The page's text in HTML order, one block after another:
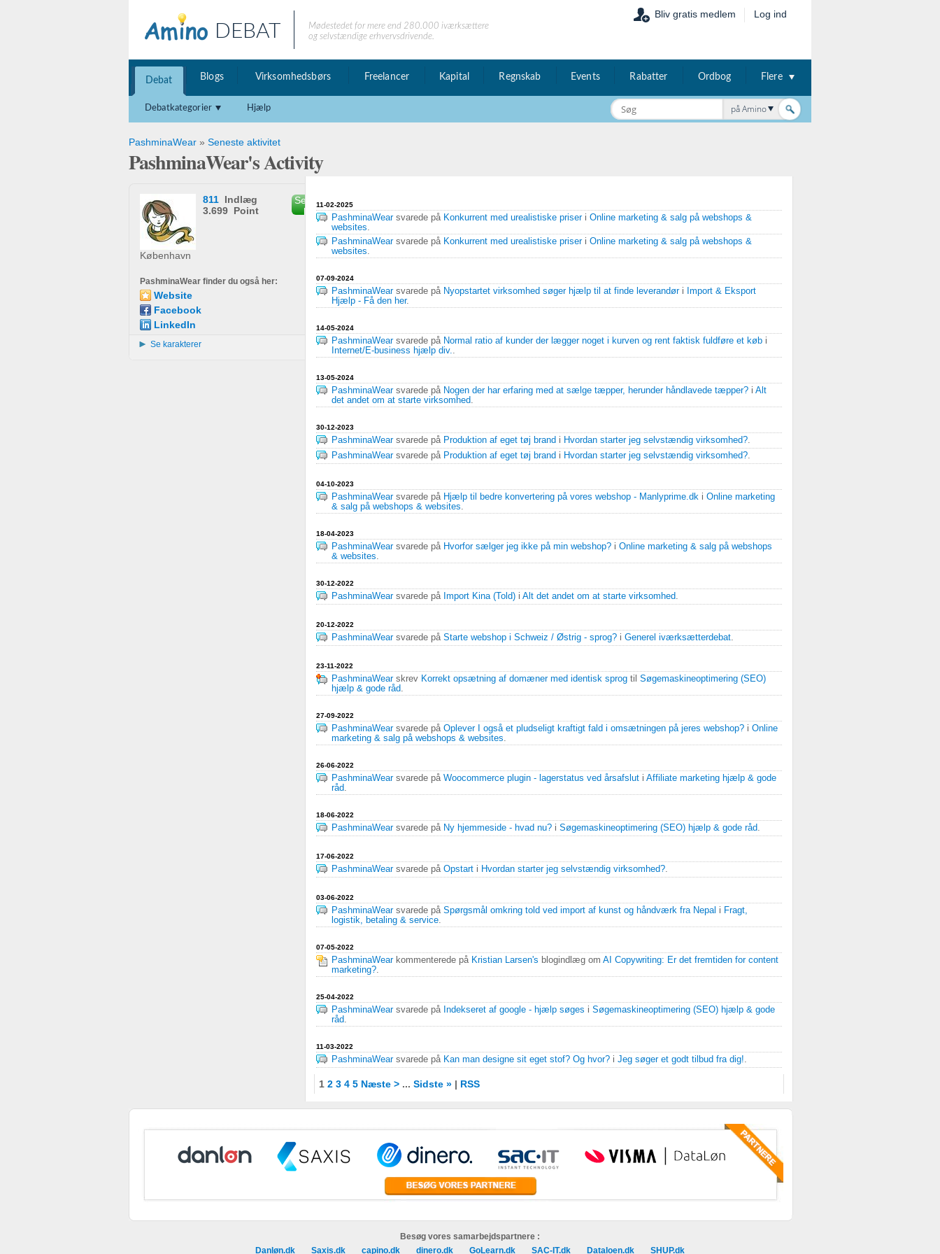
DEBAT
Mødestedet for mere end 280.000 iværksættere
og selvstændige erhvervsdrivende.
Bliv gratis medlem Log ind
Debat Blogs Virksomhedsbørs Freelancer Kapital Regnskab Events Rabatter Ordbog Flere
Debatkategorier Hjælp på Amino
PashminaWear » Seneste aktivitet
PashminaWear's Activity
København
811 Indlæg
3.699 Point
Send privat
besked
PashminaWear finder du også her:
Website
Facebook
LinkedIn
Se karakterer
11-02-2025
PashminaWearsvarede på Konkurrent med urealistiske priseri Online marketing & salg på webshops &
websites.
PashminaWearsvarede på Konkurrent med urealistiske priseri Online marketing & salg på webshops &
websites.
07-09-2024
PashminaWearsvarede på Nyopstartet virksomhed søger hjælp til at finde leverandøri
Import & Eksport
Hjælp - Få den her.
14-05-2024
PashminaWearsvarede på Normal ratio af kunder der lægger noget i kurven og rent faktisk fuldføre et køb i
Internet/E-business hjælp div..
13-05-2024
PashminaWearsvarede på Nogen der har erfaring med at sælge tæpper, herunder håndlavede tæpper? i Alt
det andet om at starte virksomhed.
30-12-2023
PashminaWearsvarede på Produktion af eget tøj brand i Hvordan starter jeg selvstændig virksomhed?.
PashminaWearsvarede på Produktion af eget tøj brand i Hvordan starter jeg selvstændig virksomhed?.
04-10-2023
PashminaWearsvarede på Hjælp til bedre konvertering på vores webshop - Manlyprime.dk i Online marketing
& salg på webshops & websites.
18-04-2023
PashminaWearsvarede på Hvorfor sælger jeg ikke på min webshop? i Online marketing & salg på webshops
& websites.
30-12-2022
PashminaWearsvarede på Import Kina (Told) i Alt det andet om at starte virksomhed.
20-12-2022
PashminaWearsvarede på Starte webshop i Schweiz / Østrig - sprog? i Generel iværksætterdebat.
23-11-2022
PashminaWearskrev Korrekt opsætning af domæner med identisk sprog til Søgemaskineoptimering (SEO)
hjælp & gode råd.
27-09-2022
PashminaWearsvarede på Oplever I også et pludseligt kraftigt fald i omsætningen på jeres webshop? i Online
marketing & salg på webshops & websites.
26-06-2022
PashminaWearsvarede på Woocommerce plugin - lagerstatus ved årsafslut i Affiliate marketing hjælp & gode
råd.
18-06-2022
PashminaWearsvarede på Ny hjemmeside - hvad nu? i Søgemaskineoptimering (SEO) hjælp & gode råd.
17-06-2022
PashminaWearsvarede på Opstart i Hvordan starter jeg selvstændig virksomhed?.
03-06-2022
PashminaWearsvarede på Spørgsmål omkring told ved import af kunst og håndværk fra Nepal i Fragt,
logistik, betaling & service.
07-05-2022
PashminaWearkommenterede på Kristian Larsen's blogindlæg om AI Copywriting: Er det fremtiden for content
marketing?.
25-04-2022
PashminaWearsvarede på Indekseret af google - hjælp søges i Søgemaskineoptimering (SEO) hjælp & gode
råd.
11-03-2022
PashminaWearsvarede på Kan man designe sit eget stof? Og hvor? i Jeg søger et godt tilbud fra dig!.
1 2 3 4 5 Næste > ... Sidste » | RSS
Besøg vores samarbejdspartnere :
Danløn.dk
Saxis.dk capino.dk dinero.dk GoLearn.dk SAC-IT.dk Dataloen.dk SHUP.dk